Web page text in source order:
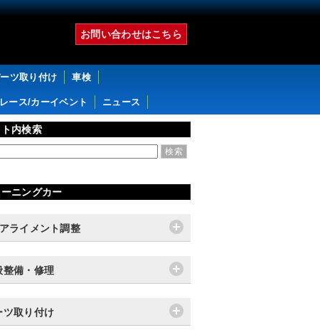
お問い合わせはこちら
ツ取り付け 車検
レース/カーイベント ニュース
内検索
ニングカー
ライメント調整
整備・修理
ツ取り付け